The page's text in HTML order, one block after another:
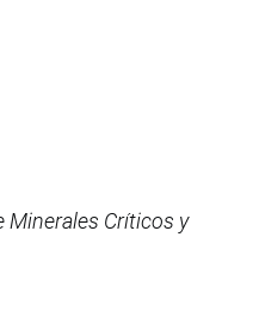
Minerales Críticos y